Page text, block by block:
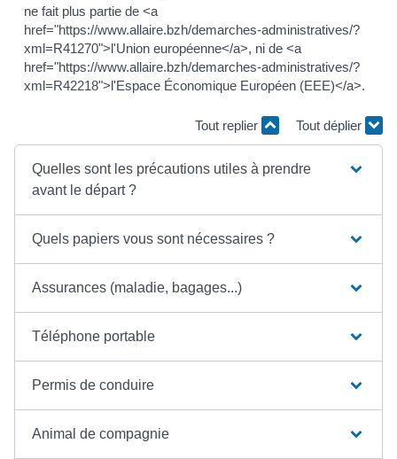
ne fait plus partie de <a
href="https://www.allaire.bzh/demarches-administratives/?
xml=R41270">l'Union européenne</a>, ni de <a
href="https://www.allaire.bzh/demarches-administratives/?
xml=R42218">l'Espace Économique Européen (EEE)</a>.
Tout replier Tout déplier
Quelles sont les précautions utiles à prendre
avant le départ ?
Quels papiers vous sont nécessaires ?
Assurances (maladie, bagages...)
Téléphone portable
Permis de conduire
Animal de compagnie